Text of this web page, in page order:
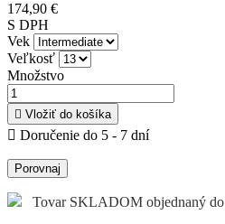
174,90 €
S DPH
Vek
Veľkosť
Množstvo
 Vložiť do košíka
 Doručenie do 5 - 7 dní
Porovnaj
Tovar SKLADOM objednaný do